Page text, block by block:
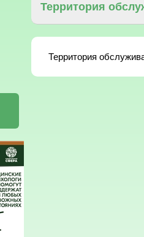
Территория
Территория